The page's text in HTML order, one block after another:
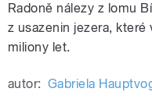
Radoně nálezy z lomu
z usazenin jezera,
miliony let.
autor: Gabriela